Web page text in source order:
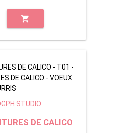
shopping_cart
STUDIO
DE CALICO